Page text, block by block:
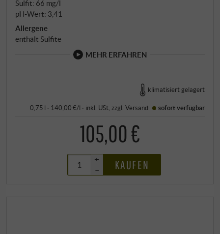
Sulfit: 66 mg/l
pH-Wert: 3,41
Allergene
enthält Sulfite
MEHR ERFAHREN
klimatisiert gelagert
0,75 l · 140,00 €/l · inkl. USt , zzgl.Versand sofort verfügbar
105,00 €
+
–
KAUFEN